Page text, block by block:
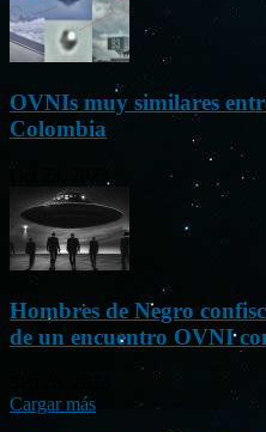
OVNIs muy similares
Colombia
Hombres de Negro
de un encuentro OVNI
Cargar más